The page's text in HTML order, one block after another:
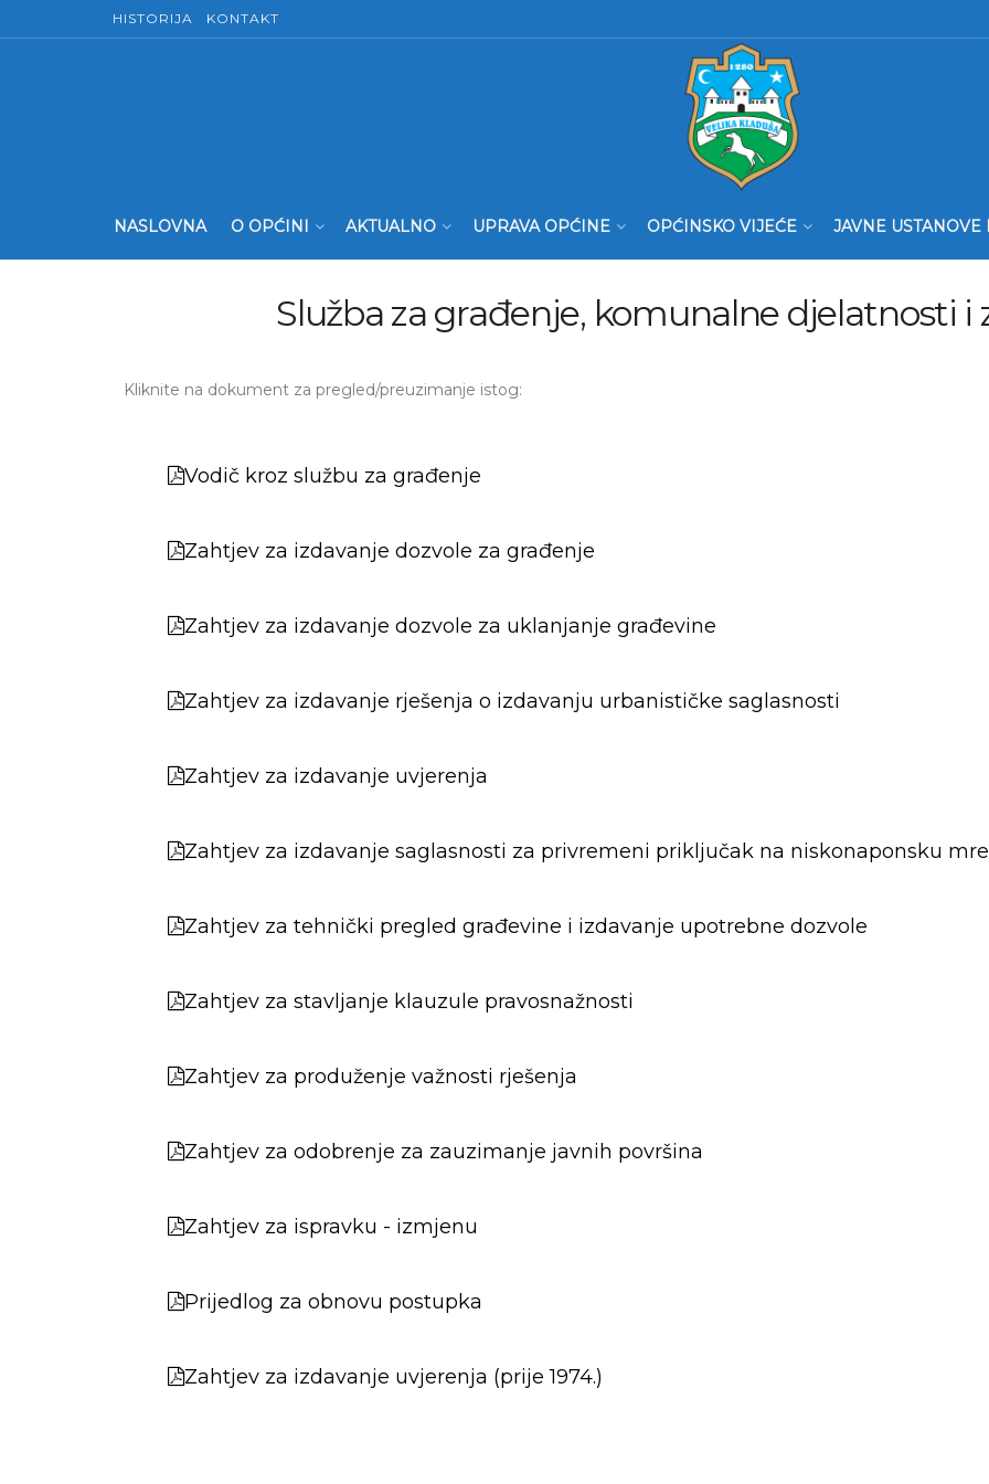
HISTORIJA KONTAKT
NASLOVNA O OPĆINI AKTUALNO UPRAVA OPĆINE OPĆINSKO VIJEĆE JAVNE
Služba za građenje, komunalne djelatnosti i
Kliknite na dokument za pregled/preuzimanje istog:
Vodič kroz službu za građenje
Zahtjev za izdavanje dozvole za građenje
Zahtjev za izdavanje dozvole za uklanjanje građevine
Zahtjev za izdavanje rješenja o izdavanju urbanističke saglasnosti
Zahtjev za izdavanje uvjerenja
Zahtjev za izdavanje saglasnosti za privremeni priključak na niskonaponsku
Zahtjev za tehnički pregled građevine i izdavanje upotrebne dozvole
Zahtjev za stavljanje klauzule pravosnažnosti
Zahtjev za produženje važnosti rješenja
Zahtjev za odobrenje za zauzimanje javnih površina
Zahtjev za ispravku - izmjenu
Prijedlog za obnovu postupka
Zahtjev za izdavanje uvjerenja (prije 1974.)